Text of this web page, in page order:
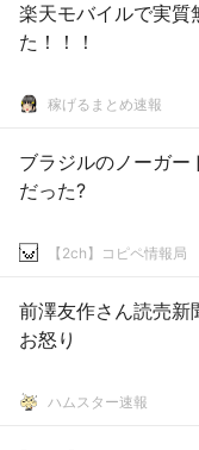
楽天モバイルで実
た！！！
稼げるまとめ速報
ブラジルのノーガー
だった?
【2ch】コピペ情報局
前澤友作さん読売新
お怒り
ハムスター速報